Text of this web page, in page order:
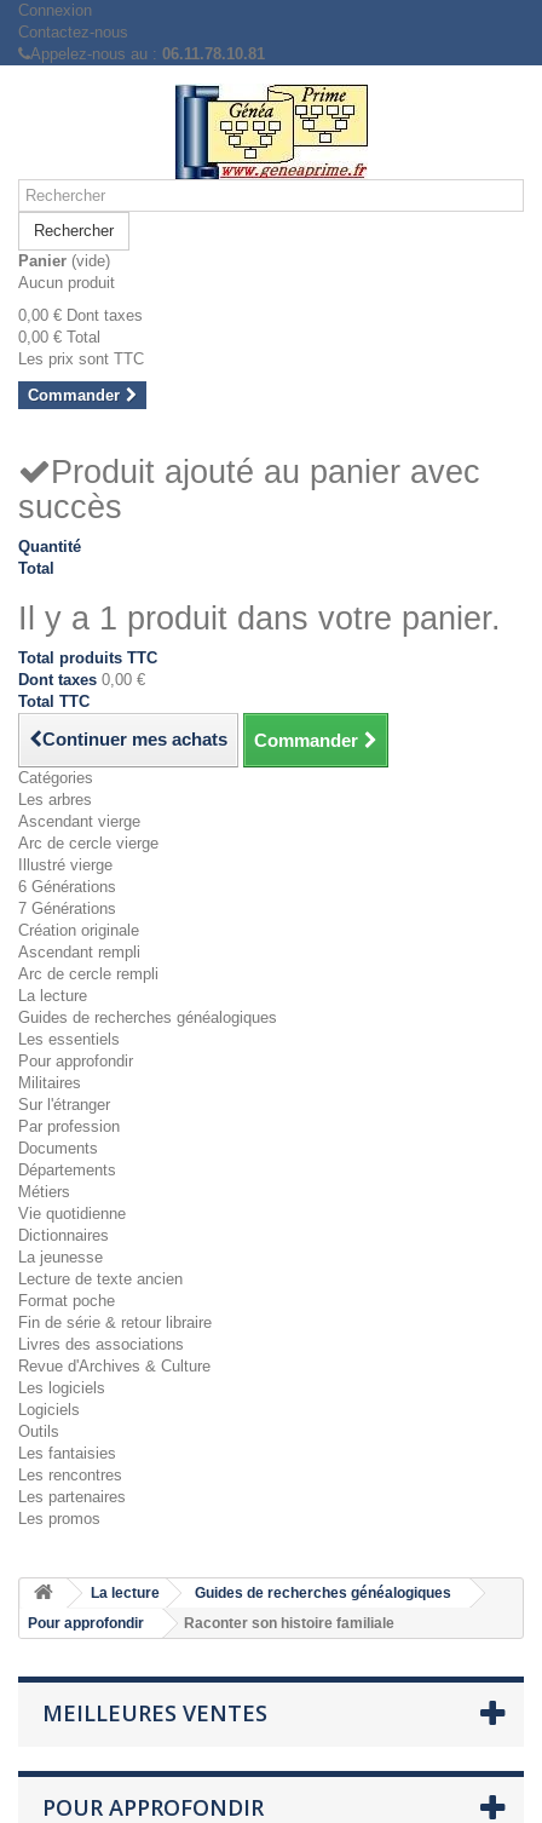
Connexion
Contactez-nous
Appelez-nous au : 06.11.78.10.81
Rechercher
Panier (vide)
Aucun produit
0,00 € Dont taxes
0,00 € Total
Les prix sont TTC
Commander
Produit ajouté au panier avec
succès
Quantité
Total
Il y a 1 produit dans votre panier.
Total produits TTC
Dont taxes 0,00 €
Total TTC
Continuer mes achats Commander
Catégories
Les arbres
Ascendant vierge
Arc de cercle vierge
Illustré vierge
6 Générations
7 Générations
Création originale
Ascendant rempli
Arc de cercle rempli
La lecture
Guides de recherches généalogiques
Les essentiels
Pour approfondir
Militaires
Sur l'étranger
Par profession
Documents
Départements
Métiers
Vie quotidienne
Dictionnaires
La jeunesse
Lecture de texte ancien
Format poche
Fin de série & retour libraire
Livres des associations
Revue d'Archives & Culture
Les logiciels
Logiciels
Outils
Les fantaisies
Les rencontres
Les partenaires
Les promos
La lecture
Guides de recherches généalogiques
Pour approfondir
Raconter son histoire familiale
MEILLEURES VENTES
POUR APPROFONDIR